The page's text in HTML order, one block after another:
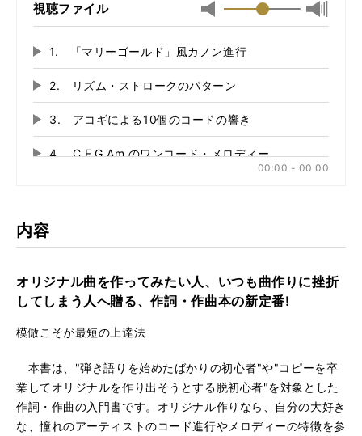
視聴ファイル
最小
音
に
り
え
最大音
量
再
生
す
る
1. 「マリーゴールド」風カノン進行
再
生
す
る
2. リズム・ストロークのパターン
再
生
す
3. アコギによる10個のコードの響き
再
4. C,F,G,Am のワンコード・メロディー
す
る
再
生
る
生
す
る
再
生
す
8. ＃4 感動のLet It Be進行
再
す
る
再
生
す
る
再
生
す
11. ＃7 どマイナー3コード進行
再
12. ＃8 胸騒ぐ4度上行バラード進行
00:00 - 00:00
内容
オリジナル曲を作ってみたい人、いつも曲作りに挫折
してしまう人へ贈る、作詞・作曲本の新定番!
模倣こそが最短の上達法
本書は、"弾き語りを始めたばかりの初心者"や"コピーを卒
業してオリジナルを作り出そうとする脱初心者"を対象とした
作詞・作曲の入門書です。オリジナル作りなら、自分の大好き
な、憧れのアーティストのコード進行やメロディーの特徴を参